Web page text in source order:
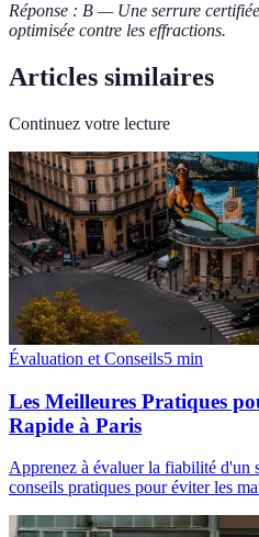
Réponse : B — Une serrure
optimisée contre les effractions.
Articles similaires
Continuez votre lecture
Évaluation et Conseils5 min
Les Meilleures Pratiques
Rapide à Paris
Apprenez à évaluer la fiabilité d'un
conseils pratiques pour éviter les